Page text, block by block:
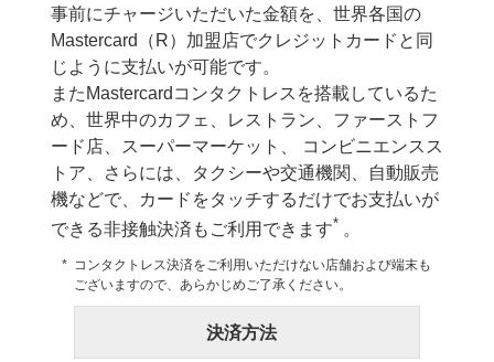
事前にチャージいただいた金額を、世界各国の
Mastercard（R）加盟店でクレジットカードと同
じように支払いが可能です。
またMastercardコンタクトレスを搭載しているた
め、世界中のカフェ、レストラン、ファーストフ
ード店、スーパーマーケット、 コンビニエンスス
トア、さらには、タクシーや交通機関、自動販売
機などで、カードをタッチするだけでお支払いが
できる非接触決済もご利用できます* 。
コンタクトレス決済をご利用いただけない店舗および端末も
ございますので、あらかじめご了承ください。
決済方法